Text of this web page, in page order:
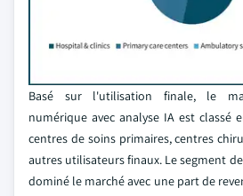
Basé sur l'utilisation finale, le
numérique avec analyse IA est classé
centres de soins primaires, centres
autres utilisateurs finaux. Le segment
dominé le marché avec une part de